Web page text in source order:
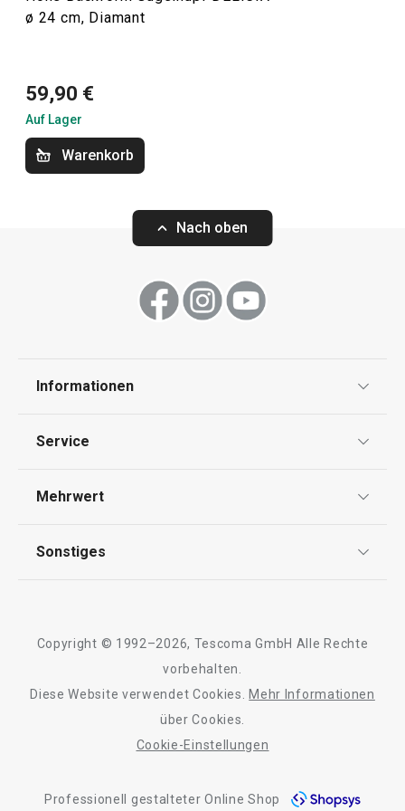
ein neues Rezept aus unserem
Backen
Essen
Küchenutensilien und Gadgets
Haushalt
Neuheiten
Set für halbgetauchte Kekse
DELÍCIA
Auf Lager
Servierbrett mit
ø 34 cm
Auf Lager
ø 24 cm, Diamant
59,90 €
Auf Lager
Warenkorb
Nach oben
Informationen
Impressum
Service
Kontaktformular
Mehrwert
Qualität
Sonstiges
Barrierefreiheit
Copyright © 1992–2026, Tescoma GmbH Alle Rechte
vorbehalten.
Diese Website verwendet Cookies.
Mehr Informationen
über Cookies.
Cookie-Einstellungen
Professionell gestalteter Online Shop